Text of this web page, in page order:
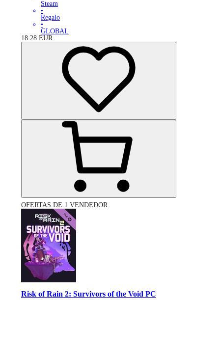
Steam
•
Regalo
•
GLOBAL
18.28 EUR
OFERTAS DE 1 VENDEDOR
Risk of Rain 2: Survivors of the Void PC